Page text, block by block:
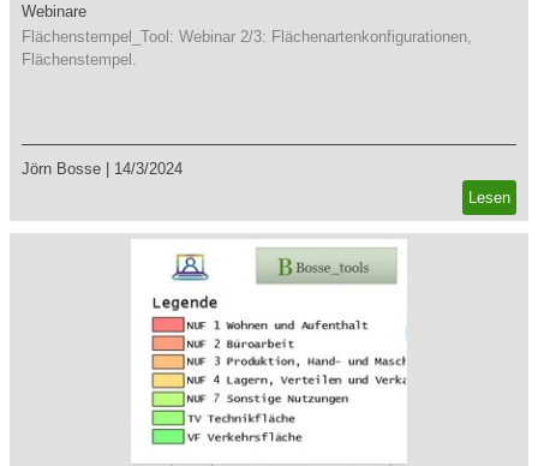
Webinare
Flächenstempel_Tool: Webinar 2/3: Flächenartenkonfigurationen,
Flächenstempel.
Jörn Bosse
14/3/2024
Lesen